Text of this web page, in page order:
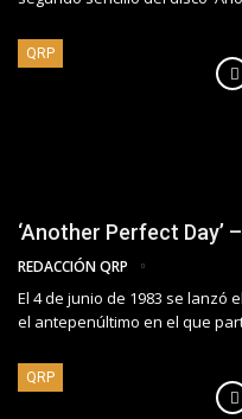
QRP
‘Another Perfect Day’
REDACCIÓN QRP
El 4 de junio de 1983 se lanzó
el antepenúltimo en el que
QRP